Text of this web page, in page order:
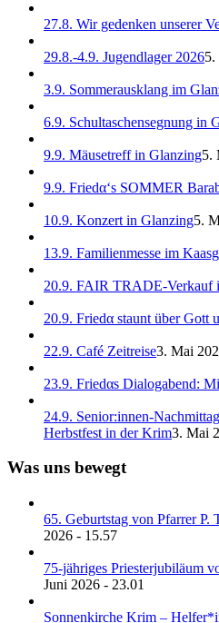
27.8. Wir gedenken unserer
29.8.-4.9. Jugendlager 20265.
3.9. Sommerausklang im
6.9. Schultaschensegnung in
9.9. Mäusetreff in Glanzing5.
9.9. Friedα‘s SOMMER
10.9. Konzert in Glanzing5.
13.9. Familienmesse im
20.9. FAIR TRADE-Verkauf
20.9. Friedα staunt über Gott
22.9. Café Zeitreise3. Mai
23.9. Friedαs Dialogabend:
24.9. Senior:innen-
Herbstfest in der Krim3. Mai
Was uns bewegt
65. Geburtstag von Pfarrer P.
2026 - 15.57
75-jähriges Priesterjubiläum
Juni 2026 - 23.01
Sonnenkirche Krim –